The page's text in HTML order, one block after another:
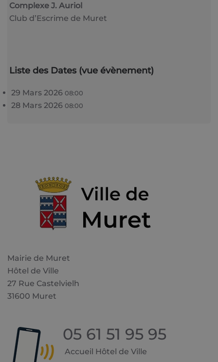
Complexe J. Auriol
Club d’Escrime de Muret
Liste des Dates (vue évènement)
29 Mars 202608:00
28 Mars 202608:00
Mairie de Muret
Hôtel de Ville
27 Rue Castelvielh
31600 Muret
05 61 51 95 95
Accueil Hôtel de Ville